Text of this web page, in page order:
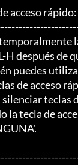
acceso rápido:
H después de
puedes
de acceso
teclas
la tecla de